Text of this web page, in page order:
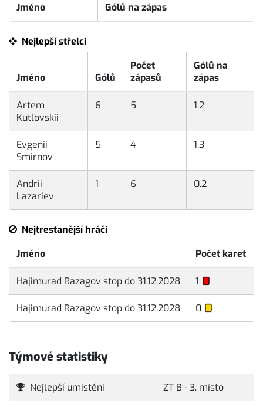
Jméno
Gólů na zápas
Nejlepší střelci
Jméno Gólů
Počet
zápasů
Gólů na
zápas
Artem
Kutlovskii
6 5 1.2
Evgenii
Smirnov
5 4 1.3
Andrii
Lazariev
1 6 0.2
Nejtrestanější hráči
Jméno
Počet karet
Hajimurad Razagov stop do 31.12.2028 1
Hajimurad Razagov stop do 31.12.2028 0
Týmové statistiky
Nejlepší umístění ZT B - 3. místo